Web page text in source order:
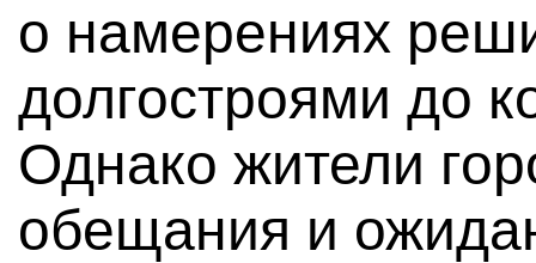
о намерениях
долгостроями до
Однако жители
обещания и